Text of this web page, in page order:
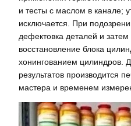
и тесты с маслом в канале;
исключается. При
дефектовка деталей и затем
восстановление блока
хонингованием цилиндров.
результатов производится
мастера и временем